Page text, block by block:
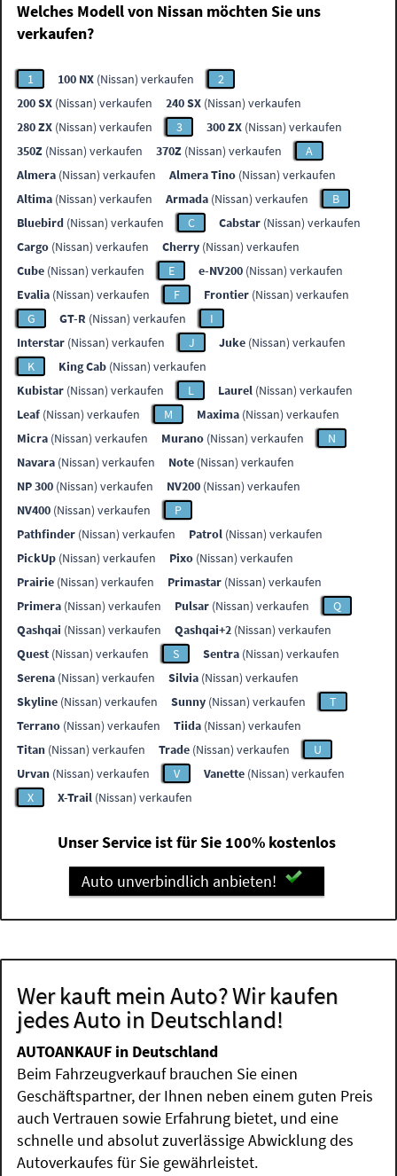
Welches Modell von Nissan möchten Sie uns
verkaufen?
1 100 NX (Nissan) verkaufen
2
200 SX (Nissan) verkaufen 240 SX (Nissan) verkaufen
280 ZX (Nissan) verkaufen 3 300 ZX (Nissan) verkaufen
350Z (Nissan) verkaufen 370Z (Nissan) verkaufen
A
Almera (Nissan) verkaufen Almera Tino (Nissan) verkaufen
Altima (Nissan) verkaufen Armada (Nissan) verkaufen
B
Bluebird (Nissan) verkaufen C Cabstar (Nissan) verkaufen
Cargo (Nissan) verkaufen Cherry (Nissan) verkaufen
Cube (Nissan) verkaufen E e-NV200 (Nissan) verkaufen
Evalia (Nissan) verkaufen F Frontier (Nissan) verkaufen
G
GT-R (Nissan) verkaufen
I
Interstar (Nissan) verkaufen J Juke (Nissan) verkaufen
K
King Cab (Nissan) verkaufen
Kubistar (Nissan) verkaufen L Laurel (Nissan) verkaufen
Leaf (Nissan) verkaufen M Maxima (Nissan) verkaufen
Micra (Nissan) verkaufen Murano (Nissan) verkaufen
N
Navara (Nissan) verkaufen Note (Nissan) verkaufen
NP 300 (Nissan) verkaufen NV200 (Nissan) verkaufen
NV400 (Nissan) verkaufen
P
Pathfinder (Nissan) verkaufen Patrol (Nissan) verkaufen
PickUp (Nissan) verkaufen Pixo (Nissan) verkaufen
Prairie (Nissan) verkaufen Primastar (Nissan) verkaufen
Primera (Nissan) verkaufen Pulsar (Nissan) verkaufen
Q
Qashqai (Nissan) verkaufen Qashqai+2 (Nissan) verkaufen
Quest (Nissan) verkaufen S Sentra (Nissan) verkaufen
Serena (Nissan) verkaufen Silvia (Nissan) verkaufen
Skyline (Nissan) verkaufen Sunny (Nissan) verkaufen
T
Terrano (Nissan) verkaufen Tiida (Nissan) verkaufen
Titan (Nissan) verkaufen Trade (Nissan) verkaufen
U
Urvan (Nissan) verkaufen V Vanette (Nissan) verkaufen
X
X-Trail (Nissan) verkaufen
Unser Service ist für Sie 100% kostenlos
Auto unverbindlich anbieten!
Wer kauft mein Auto? Wir kaufen
jedes Auto in Deutschland!
AUTOANKAUF in Deutschland
Beim Fahrzeugverkauf brauchen Sie einen
Geschäftspartner, der Ihnen neben einem guten Preis
auch Vertrauen sowie Erfahrung bietet, und eine
schnelle und absolut zuverlässige Abwicklung des
Autoverkaufes für Sie gewährleistet.